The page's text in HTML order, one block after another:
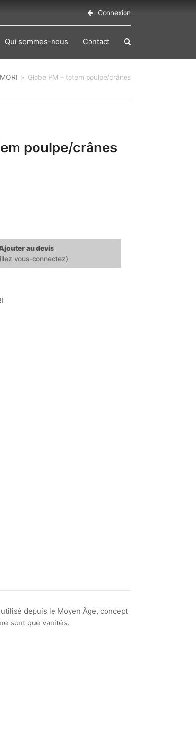
Connexion
Qui sommes-nous Contact
» Globe PM – totem poulpe/crânes
poulpe/crânes
au devis
depuis le Moyen Âge, concept
sont que vanités.